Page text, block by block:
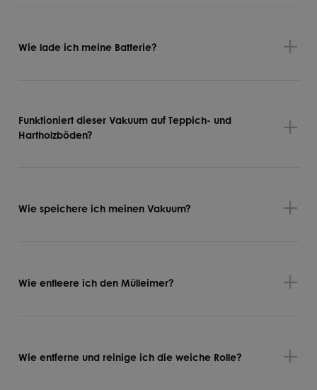
Wie lade ich meine Batterie?
Funktioniert dieser Vakuum auf Teppich- und
Hartholzböden?
Wie speichere ich meinen Vakuum?
Wie entleere ich den Mülleimer?
Wie entferne und reinige ich die weiche Rolle?